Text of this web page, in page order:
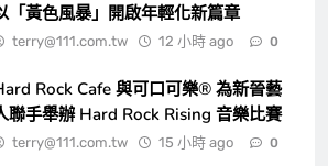
「黃色風暴」開啟年輕化新篇章
terry@111.com.tw 12 小時 ago 0
Rock Cafe 與可口可樂® 為新晉藝
聯手舉辦 Hard Rock Rising 音樂比賽
terry@111.com.tw 15 小時 ago 0